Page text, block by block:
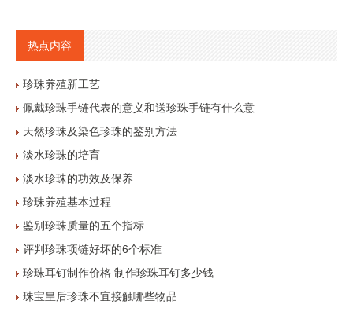
热点内容
珍珠养殖新工艺
佩戴珍珠手链代表的意义和送珍珠手链有什么意
天然珍珠及染色珍珠的鉴别方法
淡水珍珠的培育
淡水珍珠的功效及保养
珍珠养殖基本过程
鉴别珍珠质量的五个指标
评判珍珠项链好坏的6个标准
珍珠耳钉制作价格 制作珍珠耳钉多少钱
珠宝皇后珍珠不宜接触哪些物品